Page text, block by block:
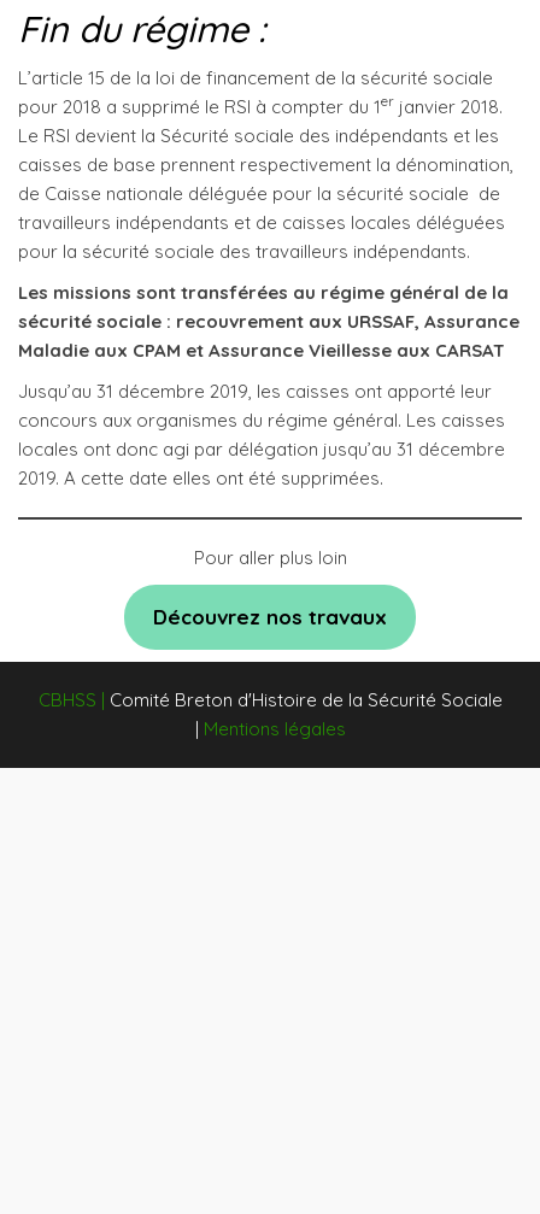
Fin du régime :
L’article 15 de la loi de financement de la sécurité sociale
pour 2018 a supprimé le RSI à compter du 1er janvier 2018.
Le RSI devient la Sécurité sociale des indépendants et les
caisses de base prennent respectivement la dénomination,
de Caisse nationale déléguée pour la sécurité sociale de
travailleurs indépendants et de caisses locales déléguées
pour la sécurité sociale des travailleurs indépendants.
Les missions sont transférées au régime général de la
sécurité sociale : recouvrement aux URSSAF, Assurance
Maladie aux CPAM et Assurance Vieillesse aux CARSAT
Jusqu’au 31 décembre 2019, les caisses ont apporté leur
concours aux organismes du régime général. Les caisses
locales ont donc agi par délégation jusqu’au 31 décembre
2019. A cette date elles ont été supprimées.
Pour aller plus loin
Découvrez nos travaux
CBHSS | Comité Breton d'Histoire de la Sécurité Sociale
| Mentions légales